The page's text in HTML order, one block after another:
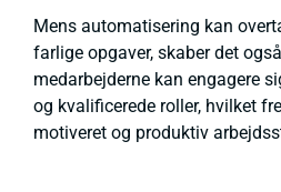
Mens automatisering kan
farlige opgaver, skaber det
medarbejderne kan engagere
og kvalificerede roller, hvilket
motiveret og produktiv